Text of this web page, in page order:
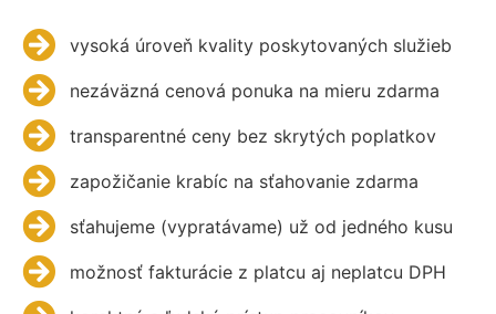
vysoká úroveň kvality poskytovaných služieb
nezáväzná cenová ponuka na mieru zdarma
transparentné ceny bez skrytých poplatkov
zapožičanie krabíc na sťahovanie zdarma
sťahujeme (vypratávame) už od jedného kusu
možnosť fakturácie z platcu aj neplatcu DPH